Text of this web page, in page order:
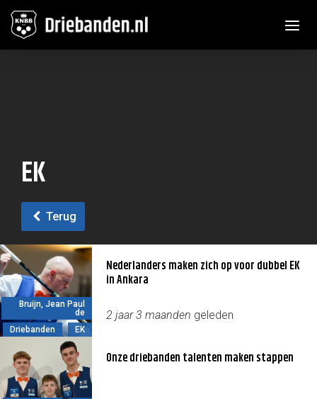
EK
Terug
Bruijn, Jean Paul
de
Driebanden
EK
Nederlanders maken zich op voor dubbel EK
in Ankara
2 jaar 3 maanden geleden
Onze driebanden talenten maken stappen